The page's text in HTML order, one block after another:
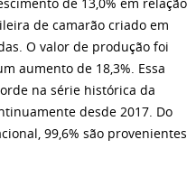
de camarão criado em
O valor de produção foi
aumento de 18,3%. Essa
na série histórica da
desde 2017. Do
99,6% são provenientes